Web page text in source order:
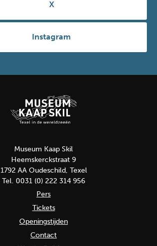
X
Instagram
Museum Kaap Skil
Heemskerckstraat 9
1792 AA Oudeschild, Texel
Tel. 0031 (0) 222 314 956
Pers
Tickets
Openingstijden
Contact